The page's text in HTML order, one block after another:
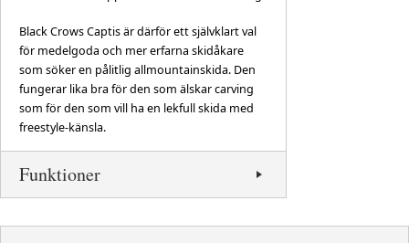
Black Crows Captis är därför ett självklart val
för medelgoda och mer erfarna skidåkare
som söker en pålitlig allmountainskida. Den
fungerar lika bra för den som älskar carving
som för den som vill ha en lekfull skida med
freestyle-känsla.
Funktioner